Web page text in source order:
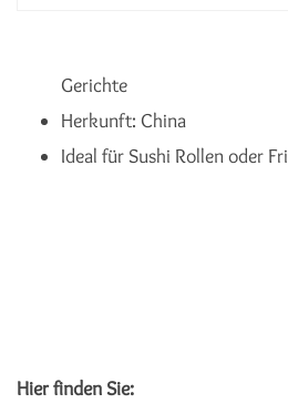
Gerichte
Herkunft: China
Ideal für Sushi Rollen oder
Hier finden Sie: